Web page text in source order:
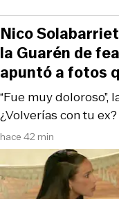
hace 42 min
“Fue muy
¿Volverías con tu
Nico
la Guarén de
apuntó a fotos